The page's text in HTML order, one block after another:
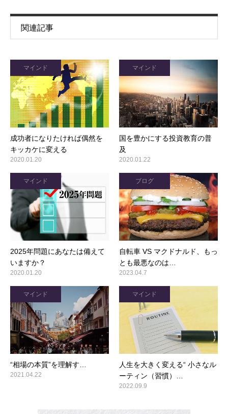
関連記事
成功者になりたければ偶然を
キッカケに変える
2020.01.20
マインド
国を豊かにする投資教育の普
及
2020.01.22
マインド
2025年問題にあなたは備えて
いますか？
2020.01.20
マインド
自転車 VS マクドナルド、もっ
とも最悪なのは…
2023.04.7
ブログ
“相場の本質”を理解す…
2021.04.22
マインド
人生を大きく変える“ 小さなル
ーティン（習慣）…
2022.09.9
マインド